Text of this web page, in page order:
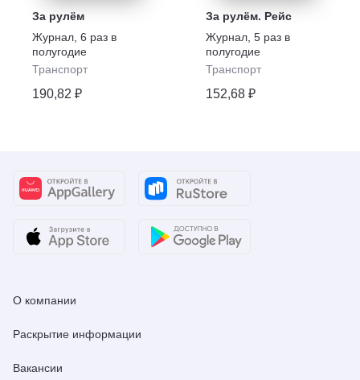
За рулём
Журнал 6 раз в
полугодие
Транспорт
190,82 ₽
За рулём. Рейс
Журнал 5 раз в
полугодие
Транспорт
152,68 ₽
О компании
Раскрытие информации
Вакансии